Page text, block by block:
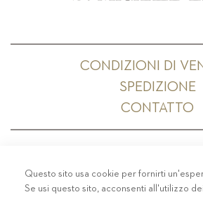
CONDIZIONI DI
SPEDIZIONE
CONTATTO
PRIVACY-COLOPHON -
CODICE ETICO
Questo sito usa cookie per fornirti
Se usi questo sito, acconsenti all'utilizzo